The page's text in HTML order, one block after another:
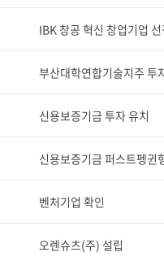
IBK 창공 혁신 창업기업 선
부산대학연합기술지주 투
신용보증기금 투자 유치
신용보증기금 퍼스트펭귄
벤처기업 확인
오렌슈츠(주) 설립